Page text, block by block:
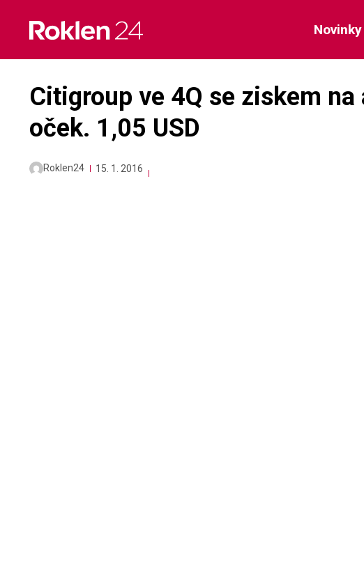
content
Novinky
Citigroup ve 4Q se ziskem na
oček. 1,05 USD
Roklen24 15. 1. 2016